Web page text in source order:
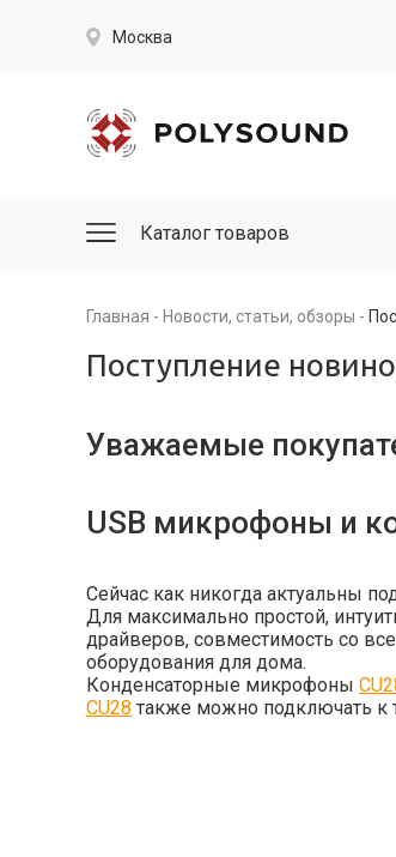
Москва
Каталог товаров
Главная Новости, статьи, обзоры
Поступление
Уважаемые
USB микрофоны и
Сейчас как никогда актуальны
Для максимально простой,
драйверов, совместимость со
оборудования для дома.
Конденсаторные микрофоны
CU28 также можно подключать к